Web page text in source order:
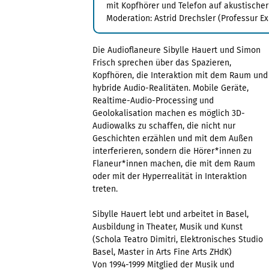
mit Kopfhörer und Telefon auf
Moderation: Astrid Drechsler (Professur
Die Audioflaneure Sibylle Hauert und Simon
Frisch sprechen über das Spazieren,
Kopfhören, die Interaktion mit dem Raum und
hybride Audio-Realitäten. Mobile Geräte,
Realtime-Audio-Processing und
Geolokalisation machen es möglich 3D-
Audiowalks zu schaffen, die nicht nur
Geschichten erzählen und mit dem Außen
interferieren, sondern die Hörer*innen zu
Flaneur*innen machen, die mit dem Raum
oder mit der Hyperrealität in Interaktion
treten.
Sibylle Hauert lebt und arbeitet in Basel,
Ausbildung in Theater, Musik und Kunst
(Schola Teatro Dimitri, Elektronisches Studio
Basel, Master in Arts Fine Arts ZHdK)
Von 1994-1999 Mitglied der Musik und